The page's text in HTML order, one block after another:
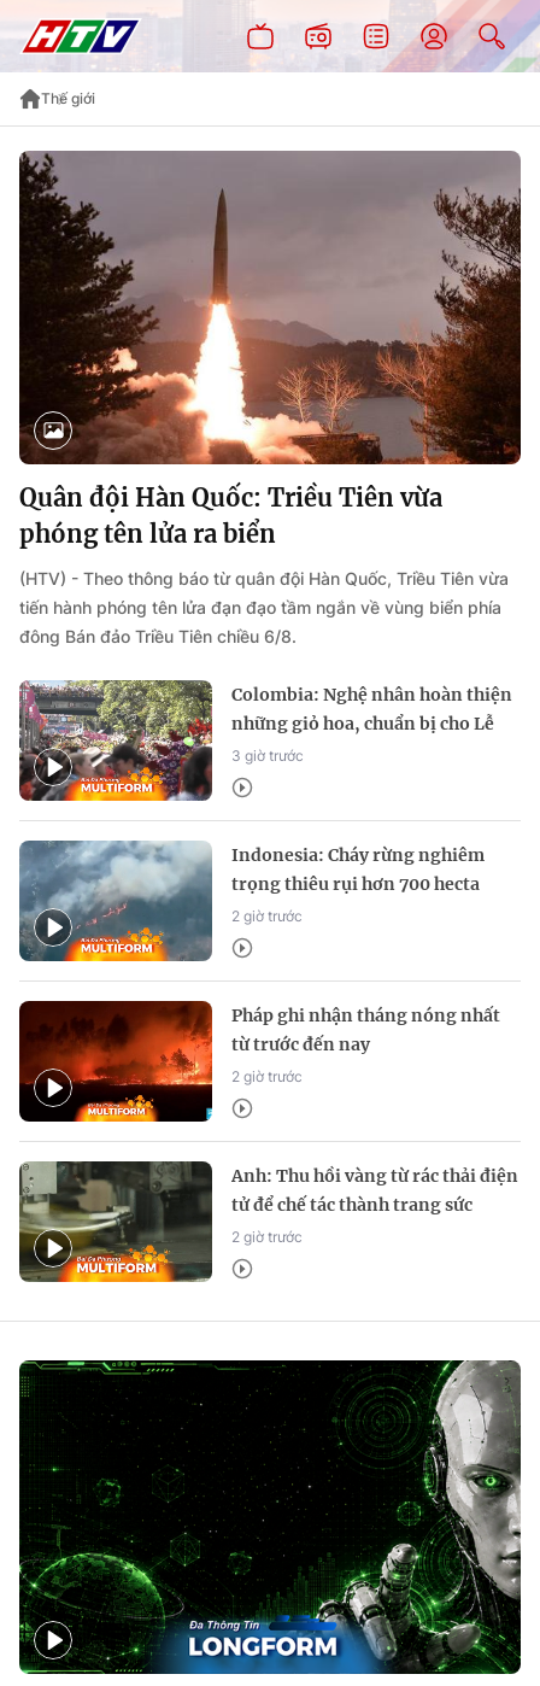
Thế giới
Quân đội Hàn Quốc: Triều Tiên vừa
phóng tên lửa ra biển
(HTV) - Theo thông báo từ quân đội Hàn Quốc, Triều Tiên vừa
tiến hành phóng tên lửa đạn đạo tầm ngắn về vùng biển phía
đông Bán đảo Triều Tiên chiều 6/8.
Colombia: Nghệ nhân hoàn thiện
những giỏ hoa, chuẩn bị cho Lễ
hội Hoa Medellin
3 giờ trước
Indonesia: Cháy rừng nghiêm
trọng thiêu rụi hơn 700 hecta
2 giờ trước
Pháp ghi nhận tháng nóng nhất
từ trước đến nay
2 giờ trước
Anh: Thu hồi vàng từ rác thải điện
tử để chế tác thành trang sức
2 giờ trước